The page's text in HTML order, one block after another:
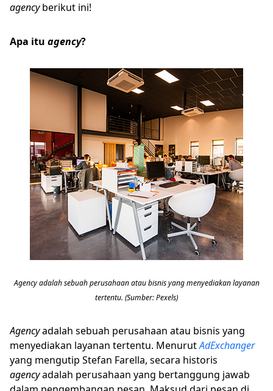
agencyberikut ini!
Apa itu agency?
Agency adalah sebuah perusahaan atau bisnis yang menyediakan layanan
tertentu. (Sumber: Pexels)
Agencyadalah sebuah perusahaan atau bisnis yang
menyediakan layanan tertentu. MenurutAdExchanger
yang mengutip Stefan Farella, secara historis
agencyadalah perusahaan yang bertanggung jawab